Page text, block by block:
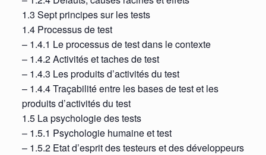
1.3 Sept principes sur les tests
1.4 Processus de test
– 1.4.1 Le processus de test dans le contexte
– 1.4.2 Activités et taches de test
– 1.4.3 Les produits d’activités du test
– 1.4.4 Traçabilité entre les bases de test et les
produits d’activités du test
1.5 La psychologie des tests
– 1.5.1 Psychologie humaine et test
– 1.5.2 Etat d’esprit des testeurs et des développeurs